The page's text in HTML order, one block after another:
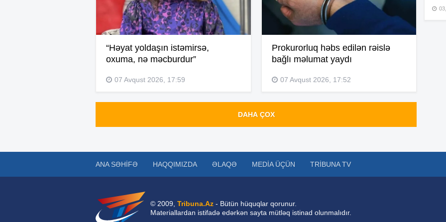
“Həyat yoldaşın istəmirsə,
oxuma, nə məcburdur”
07 Avqust 2026, 17:59
Prokurorluq həbs edilən rəislə
bağlı məlumat yaydı
07 Avqust 2026, 17:52
DAHA ÇOX
ANA SƏHIFƏ HAQQIMIZDA ƏLAQƏ MEDIA ÜÇÜN TRIBUNA TV
© 2009, Tribuna.Az - Bütün hüquqlar qorunur.
Materiallardan istifadə edərkən sayta mütləq istinad olunmalıdır.